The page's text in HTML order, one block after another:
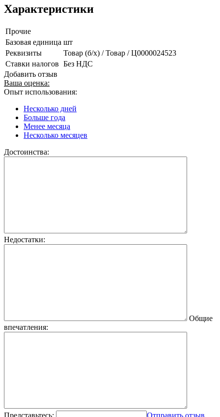
Характеристики
Прочие
Базовая единица шт
Реквизиты
Товар (б/х) / Товар / Ц0000024523
Ставки налогов Без НДС
Добавить отзыв
Ваша оценка:
Опыт использования:
Несколько дней
Больше года
Менее месяца
Несколько месяцев
Достоинства:
Недостатки:
Общие
впечатления:
Представьтесь: Отправить отзыв